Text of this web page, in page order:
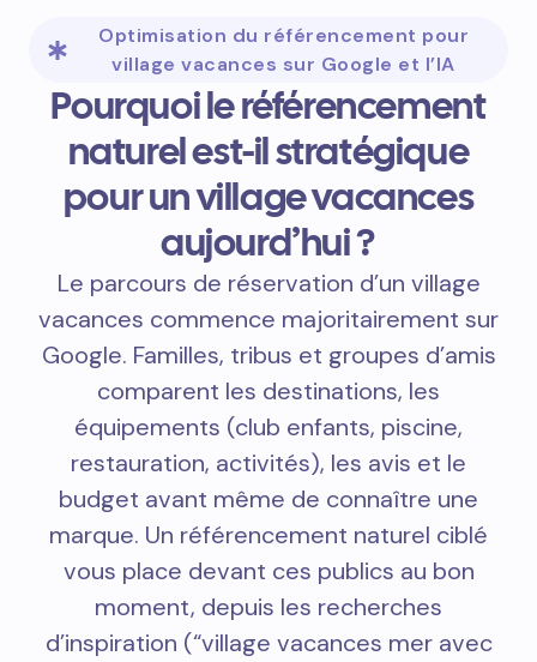
Optimisation du référencement pour
village vacances sur Google et l’IA
Pourquoi le référencement
naturel est-il stratégique
pour un village vacances
aujourd’hui ?
Le parcours de réservation d’un village
vacances commence majoritairement sur
Google. Familles, tribus et groupes d’amis
comparent les destinations, les
équipements (club enfants, piscine,
restauration, activités), les avis et le
budget avant même de connaître une
marque. Un référencement naturel ciblé
vous place devant ces publics au bon
moment, depuis les recherches
d’inspiration (“village vacances mer avec